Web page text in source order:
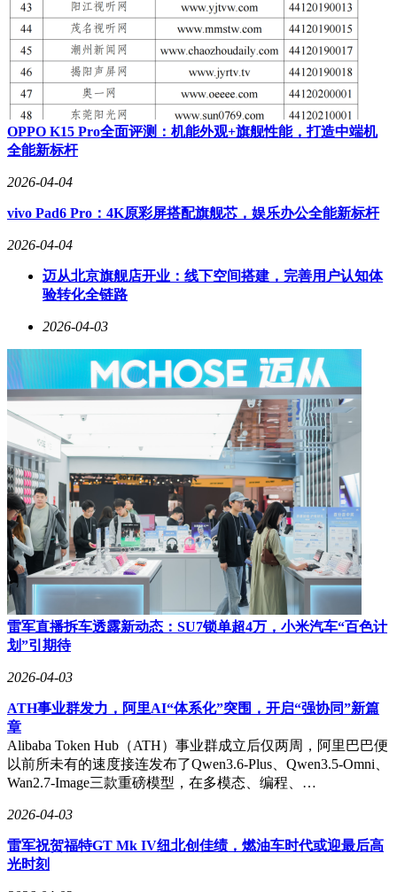
OPPO K15 Pro全面评测：机能外观+旗舰性能，打造中端机
全能新标杆
2026-04-04
vivo Pad6 Pro：4K原彩屏搭配旗舰芯，娱乐办公全能新标杆
2026-04-04
迈从北京旗舰店开业：线下空间搭建，完善用户认知体
验转化全链路
2026-04-03
雷军直播拆车透露新动态：SU7锁单超4万，小米汽车“百色计
划”引期待
2026-04-03
ATH事业群发力，阿里AI“体系化”突围，开启“强协同”新篇
章
Alibaba Token Hub（ATH）事业群成立后仅两周，阿里巴巴便
以前所未有的速度接连发布了Qwen3.6-Plus、Qwen3.5-Omni、
Wan2.7-Image三款重磅模型，在多模态、编程、…
2026-04-03
雷军祝贺福特GT Mk IV纽北创佳绩，燃油车时代或迎最后高
光时刻